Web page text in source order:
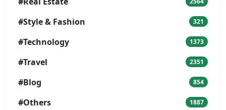
#Style & Fashion 321
#Technology 1373
#Travel 2351
#Blog 854
#Others 1887